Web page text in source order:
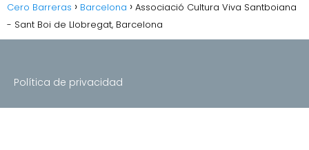
Cero Barreras Barcelona
Associació Cultura Viva Santboiana
- Sant Boi de Llobregat, Barcelona
Política de privacidad